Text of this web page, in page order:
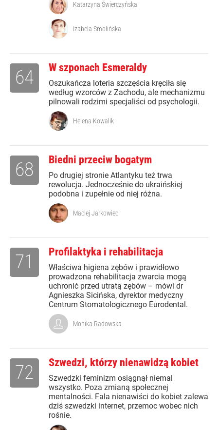
Katarzyna Świerczyńska
Izabela Smolińska
W szponach Esmeraldy
Oszukańcza loteria szczęścia kręciła się
według wzorców z Zachodu, ale mechanizmu
pilnowali rodzimi specjaliści od psychologii.
64
Helena Kowalik
Biedni przeciw bogatym
Po drugiej stronie Atlantyku też trwa
rewolucja. Jednocześnie do ukraińskiej
podobna i zupełnie od niej różna.
68
Maciej Jarkowiec
Profilaktyka i rehabilitacja
Właściwa higiena zębów i prawidłowo
prowadzona rehabilitacja zwarcia mogą
uchronić przed utratą zębów – mówi dr
Agnieszka Sicińska, dyrektor medyczny
Centrum Stomatologicznego Eurodental.
71
Monika Radowska
Szwedzi, którzy nienawidzą kobiet
Szwedzki feminizm osiągnął niemal
wszystko. Poza zmianą społecznej
mentalności. Fala nienawiści do kobiet zalewa
dziś szwedzki internet, przemoc wobec nich
rośnie.
72